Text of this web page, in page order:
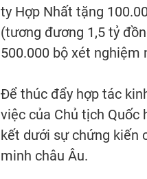
ty Hợp Nhất tặng
(tương đương 1,5 tỷ
500.000 bộ xét nghiệm
Để thúc đẩy hợp tác
việc của Chủ tịch
kết dưới sự chứng kiến
minh châu Âu.